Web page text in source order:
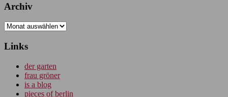
Archiv
Archiv
Links
der garten
frau gröner
is a blog
pieces of berlin